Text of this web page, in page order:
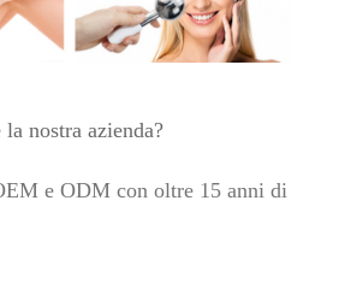
nostra azienda?
e ODM con oltre 15 anni di